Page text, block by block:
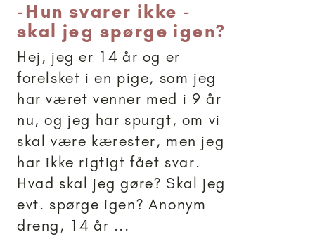
-Hun svarer ikke -
skal jeg spørge igen?
Hej, jeg er 14 år og er
forelsket i en pige, som jeg
har været venner med i 9 år
nu, og jeg har spurgt, om vi
skal være kærester, men jeg
har ikke rigtigt fået svar.
Hvad skal jeg gøre? Skal jeg
evt. spørge igen? Anonym
dreng, 14 år ...